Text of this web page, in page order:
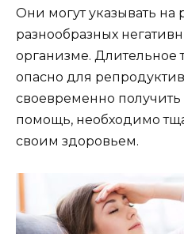
Они могут указывать на
разнообразных
организме. Длительное
опасно для
своевременно
помощь, необходимо
своим здоровьем.